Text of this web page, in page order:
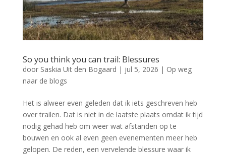
So you think you can trail: Blessures
door Saskia Uit den Bogaard | jul 5, 2026 | Op weg
naar de blogs
Het is alweer even geleden dat ik iets geschreven heb
over trailen. Dat is niet in de laatste plaats omdat ik tijd
nodig gehad heb om weer wat afstanden op te
bouwen en ook al even geen evenementen meer heb
gelopen. De reden, een vervelende blessure waar ik